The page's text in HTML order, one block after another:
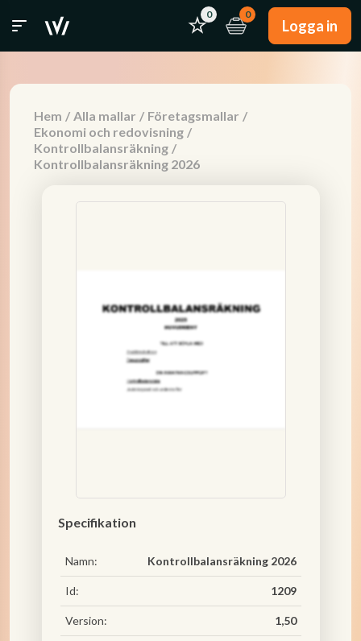
0 0
Logga in
Hem / Alla mallar / Företagsmallar /
Ekonomi och redovisning /
Kontrollbalansräkning /
Kontrollbalansräkning 2026
Specifikation
Namn: Kontrollbalansräkning 2026
Id: 1209
Version: 1,50